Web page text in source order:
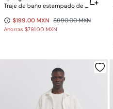
Traje de baño estampado de piñas
$199.00 MXN $990.00 MXN
Ahorras $791.00 MXN